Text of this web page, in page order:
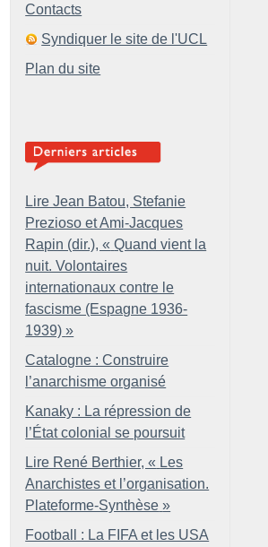
Contacts
Syndiquer le site de l'UCL
Plan du site
Lire Jean Batou, Stefanie
Prezioso et Ami-Jacques
Rapin (dir.), « Quand vient la
nuit. Volontaires
internationaux contre le
fascisme (Espagne 1936-
1939) »
Catalogne : Construire
l’anarchisme organisé
Kanaky : La répression de
l’État colonial se poursuit
Lire René Berthier, « Les
Anarchistes et l’organisation.
Plateforme-Synthèse »
Football : La FIFA et les USA